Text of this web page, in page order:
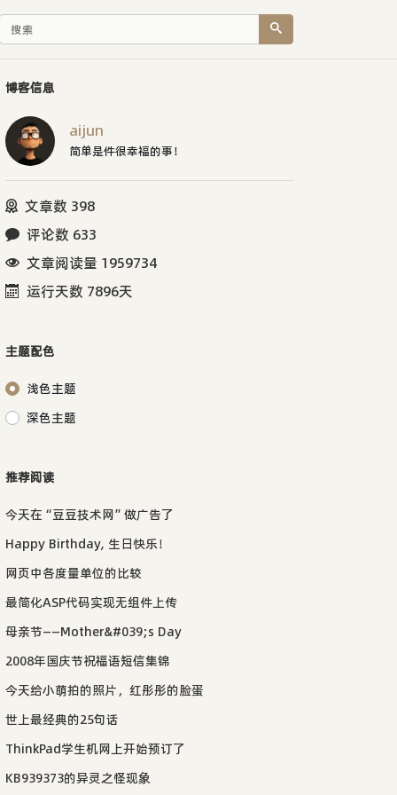
博客信息
aijun
简单是件很幸福的事！
文章数 398
评论数 633
文章阅读量 1959734
运行天数 7896天
主题配色
浅色主题
深色主题
推荐阅读
今天在“豆豆技术网”做广告了
Happy Birthday, 生日快乐！
网页中各度量单位的比较
最简化ASP代码实现无组件上传
母亲节——Mother&#039;s Day
2008年国庆节祝福语短信集锦
今天给小萌拍的照片，红彤彤的脸蛋
世上最经典的25句话
ThinkPad学生机网上开始预订了
KB939373的异灵之怪现象